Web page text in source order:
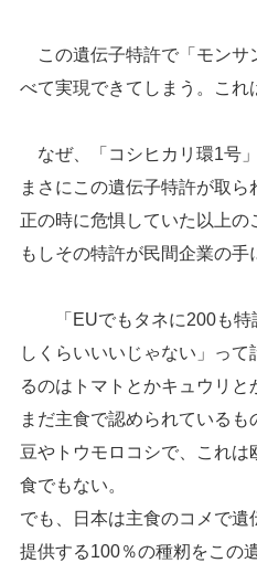
この遺伝子特許で「モンサ
べて実現できてしまう。これ
なぜ、「コシヒカリ環1号
まさにこの遺伝子特許が取
正の時に危惧していた以上の
もしその特許が民間企業の手
「EUでもタネに200も特
しくらいいいじゃない」っ
るのはトマトとかキュウリと
まだ主食で認められている
豆やトウモロコシで、これ
食でもない。
でも、日本は主食のコメで
提供する100％の種籾をこの